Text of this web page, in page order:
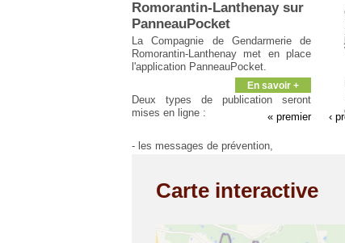
Romorantin-Lanthenay sur
PanneauPocket
La Compagnie de Gendarmerie de
Romorantin-Lanthenay met en place
l'application PanneauPocket.
Deux types de publication seront
mises en ligne :
- les messages de prévention,
la même façon que pour la "Mairie de
Pierrefitte sur Sauldre", à savoir :
En savoir +
« premier ‹
Carte interactive